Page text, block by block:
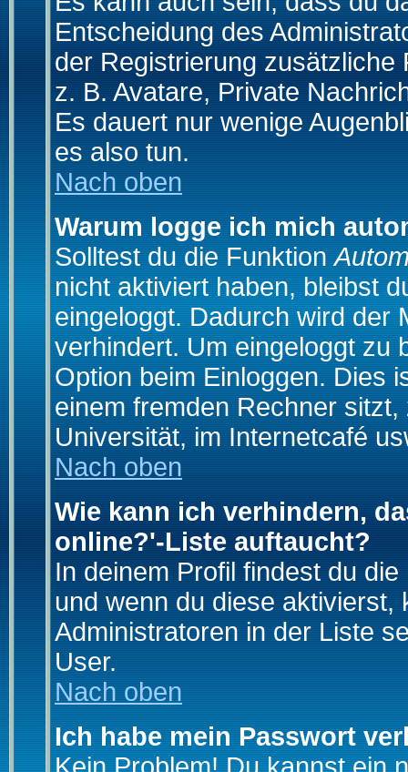
Entscheidung des
der Registrierung
z. B. Avatare, Private
Es dauert nur wenige
es also tun.
Nach oben
Warum logge ich mich
Solltest du die Funktion
nicht aktiviert haben, bleibst
eingeloggt. Dadurch wird der
verhindert. Um eingeloggt zu
Option beim Einloggen. Dies
einem fremden Rechner
Universität, im Internetcafé
Nach oben
Wie kann ich verhindern,
online?'-Liste auftaucht?
In deinem Profil findest du
und wenn du diese aktivierst,
Administratoren in der Liste
User.
Nach oben
Ich habe mein Passwort